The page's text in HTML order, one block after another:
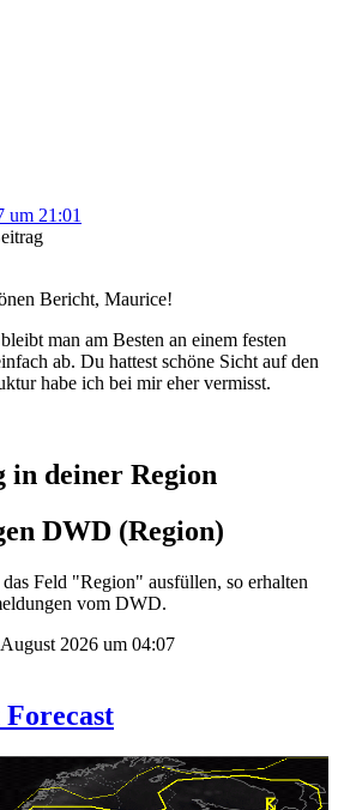
um 21:01
Bericht, Maurice!
man am Besten an einem festen
ab. Du hattest schöne Sicht auf den
habe ich bei mir eher vermisst.
in deiner Region
DWD (Region)
das Feld "Region" ausfüllen, so erhalten
vom DWD.
2026 um 04:07